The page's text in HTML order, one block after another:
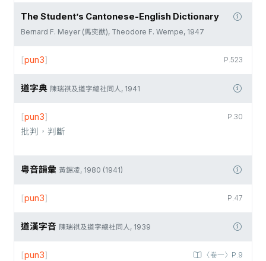
The Student’s Cantonese-English Dictionary
Bernard F. Meyer (馬奕猷), Theodore F. Wempe, 1947
P.523
[pun3]
道字典 陳瑞祺及道字總社同人, 1941
P.30
[pun3]
批判，判斷
粵音韻彙 黃錫凌, 1980 (1941)
P.47
[pun3]
道漢字音 陳瑞祺及道字總社同人, 1939
〈卷一〉P.9
[pun3]